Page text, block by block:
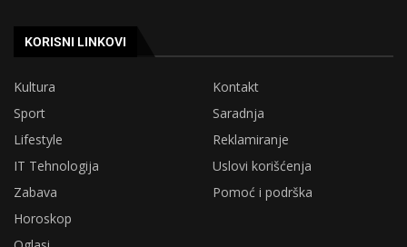
KORISNI LINKOVI
Kultura
Kontakt
Sport
Saradnja
Lifestyle
Reklamiranje
IT Tehnologija
Uslovi korišćenja
Zabava
Pomoć i podrška
Horoskop